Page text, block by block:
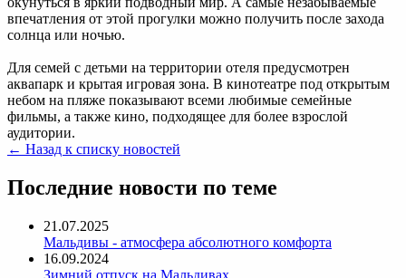
впечатления от этой прогулки можно получить после захода
солнца или ночью.
Для семей с детьми на территории отеля предусмотрен
аквапарк и крытая игровая зона. В кинотеатре под открытым
небом на пляже показывают всеми любимые семейные
фильмы, а также кино, подходящее для более взрослой
аудитории.
← Назад к списку новостей
Последние новости по теме
21.07.2025
Мальдивы - атмосфера абсолютного комфорта
16.09.2024